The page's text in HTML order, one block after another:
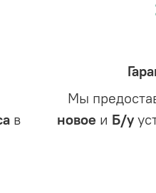
в
Мы
новое и Б/у